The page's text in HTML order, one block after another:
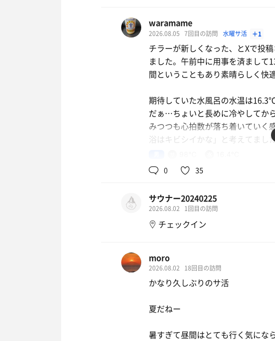
waramame
2026.08.05 7回目の訪問 水曜サ活 ＋1
チラーが新しくなった、とXで投
ました。午前中に用事を済まして
間ということもあり素晴らしく快
期待していた水風呂の水温は
だぁ…ちょいと長めに冷やしてか
みつつも心拍数が落ち着いていく
浴はキビシイかな」と考えてまし
のんびり時間かけて5セット、気持
0 35
サウナー20240225
2026.08.02 1回目の訪問
チェックイン
moro
2026.08.02 18回目の訪問
かなり久しぶりのサ活
夏だねー
暑すぎて昼間はとても行く気にな